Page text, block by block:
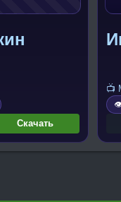
Скачать
📺